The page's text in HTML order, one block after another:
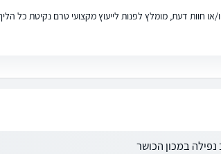
או חוות דעת, מומלץ לפנות לייעוץ מקצועי טרם נקיטת כל
במכון הכושר